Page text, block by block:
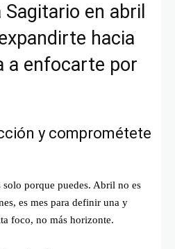
en abril
hacia
a enfocarte por
y comprométete
porque puedes. Abril no es
es mes para definir una y
foco, no más horizonte.